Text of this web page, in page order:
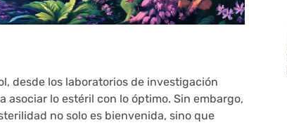
desde los laboratorios de investigación
asociar lo estéril con lo óptimo. Sin embargo,
no solo es bienvenida, sino que